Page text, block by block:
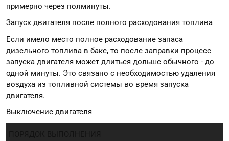
примерно через полминуты.
Запуск двигателя после полного расходования топлива
Если имело место полное расходование запаса
дизельного топлива в баке, то после заправки процесс
запуска двигателя может длиться дольше обычного - до
одной минуты. Это связано с необходимостью удаления
воздуха из топливной системы во время запуска
двигателя.
Выключение двигателя